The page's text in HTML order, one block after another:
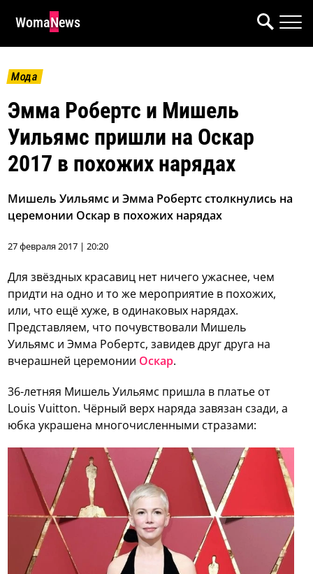
WomaNews
Мода
Эмма Робертс и Мишель
Уильямс пришли на Оскар
2017 в похожих нарядах
Мишель Уильямс и Эмма Робертс столкнулись на
церемонии Оскар в похожих нарядах
27 февраля 2017 | 20:20
Для звёздных красавиц нет ничего ужаснее, чем
придти на одно и то же мероприятие в похожих,
или, что ещё хуже, в одинаковых нарядах.
Представляем, что почувствовали Мишель
Уильямс и Эмма Робертс, завидев друг друга на
вчерашней церемонии Оскар.
36-летняя Мишель Уильямс пришла в платье от
Louis Vuitton. Чёрный верх наряда завязан сзади, а
юбка украшена многочисленными стразами: